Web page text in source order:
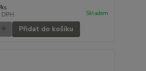
ks
Skladem
Přidat do košíku